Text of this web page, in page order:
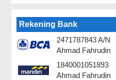
Rekening Bank
2471787843 A/N
Ahmad Fahrudin
1840001051893
Ahmad Fahrudin